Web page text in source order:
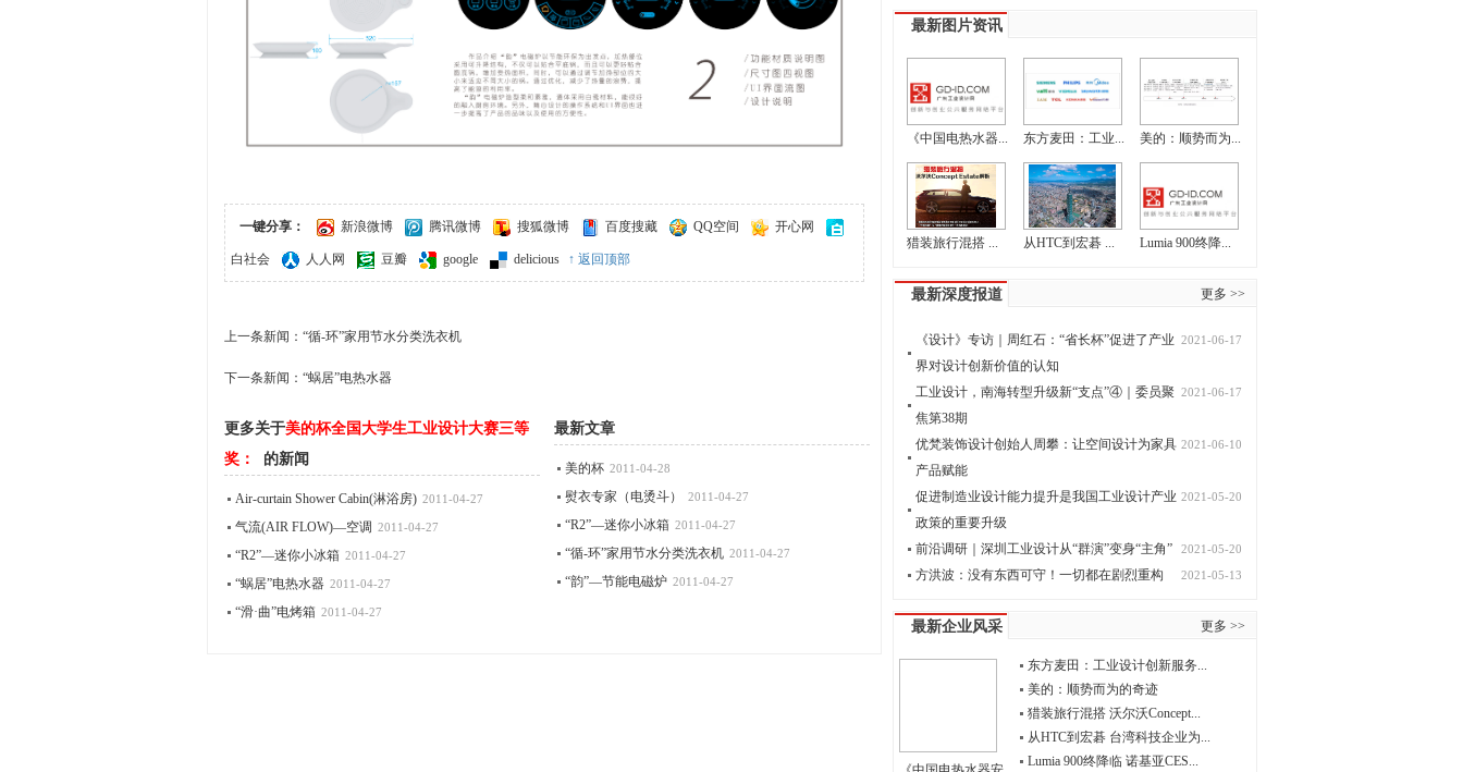
一键分享： 新浪微博 腾讯微博 搜狐微博 百度搜藏 QQ空间 开心网
白社会 人人网 豆瓣 google delicious ↑ 返回顶部
上一条新闻： “循-环”家用节水分类洗衣机
下一条新闻： “蜗居”电热水器
更多关于美的杯全国大学生工业设计大赛三等
奖：
的新闻
Air-curtain Shower Cabin(淋浴房) 2011-04-27
气流(AIR FLOW)—空调 2011-04-27
“R2”—迷你小冰箱 2011-04-27
“蜗居”电热水器 2011-04-27
“滑·曲”电烤箱 2011-04-27
最新文章
美的杯 2011-04-28
熨衣专家（电烫斗） 2011-04-27
“R2”—迷你小冰箱 2011-04-27
“循-环”家用节水分类洗衣机 2011-04-27
“韵”—节能电磁炉 2011-04-27
最新图片资讯
《中国电热水器... 东方麦田：工业... 美的：顺势而为...
猎装旅行混搭 ... 从HTC到宏碁 ... Lumia 900终降...
更多 >>
最新深度报道
2021-06-17
《设计》专访｜周红石：“省长杯”促进了产业
界对设计创新价值的认知
2021-06-17
工业设计，南海转型升级新“支点”④｜委员聚
焦第38期
2021-06-10
优梵装饰设计创始人周攀：让空间设计为家具
产品赋能
2021-05-20
促进制造业设计能力提升是我国工业设计产业
政策的重要升级
2021-05-20
前沿调研｜深圳工业设计从“群演”变身“主角”
2021-05-13
方洪波：没有东西可守！一切都在剧烈重构
更多 >>
最新企业风采
东方麦田：工业设计创新服务...
美的：顺势而为的奇迹
猎装旅行混搭 沃尔沃Concept...
从HTC到宏碁 台湾科技企业为...
Lumia 900终降临 诺基亚CES...